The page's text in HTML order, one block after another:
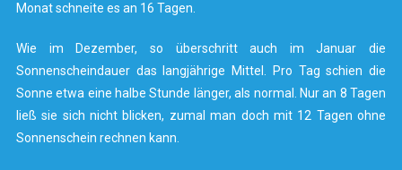
Monat schneite es an 16 Tagen.
Wie im Dezember, so überschritt auch im Januar die
Sonnenscheindauer das langjährige Mittel. Pro Tag schien die
Sonne etwa eine halbe Stunde länger, als normal. Nur an 8 Tagen
ließ sie sich nicht blicken, zumal man doch mit 12 Tagen ohne
Sonnenschein rechnen kann.